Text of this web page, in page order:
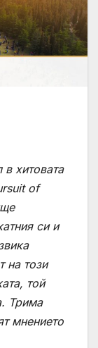
хитовата
of
си и
на този
той
Трима
мнението